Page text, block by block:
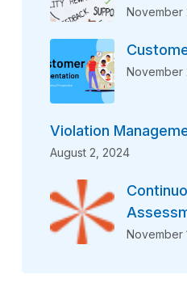
November
November
Violation
August 2, 2024
November